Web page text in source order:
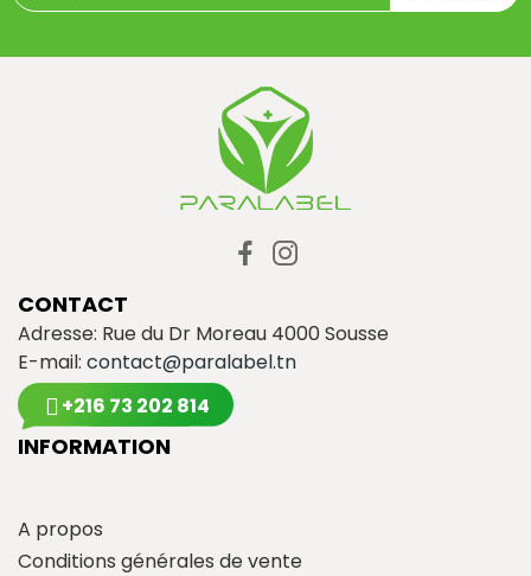
CONTACT
Adresse: Rue du Dr Moreau 4000 Sousse
E-mail: contact@paralabel.tn
+216 73 202 814
INFORMATION
A propos
Conditions générales de vente